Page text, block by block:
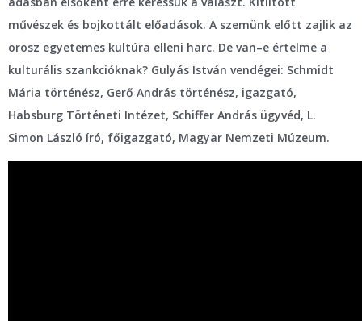
művészek és bojkottált előadások. A szemünk előtt zajlik az
orosz egyetemes kultúra elleni harc. De van–e értelme a
kulturális szankcióknak? Gulyás István vendégei: Schmidt
Mária történész, Gerő András történész, igazgató,
Habsburg Történeti Intézet, Schiffer András ügyvéd, L.
Simon László író, főigazgató, Magyar Nemzeti Múzeum.